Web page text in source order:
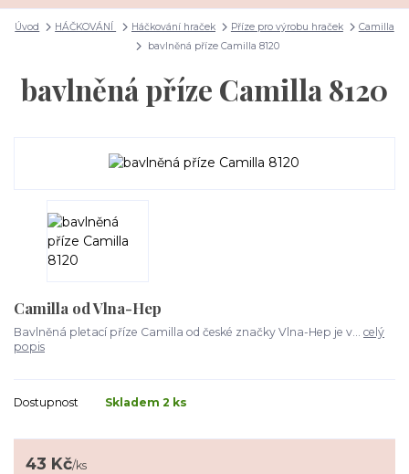
Úvod HÁČKOVÁNÍ Háčkování hraček Příze pro výrobu hraček
Camilla
bavlněná příze Camilla 8120
bavlněná příze Camilla 8120
Camilla od Vlna-Hep
Bavlněná pletací příze Camilla od české značky Vlna-Hep je v... celý
popis
Dostupnost Skladem 2 ks
43 Kč/ks